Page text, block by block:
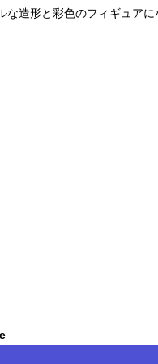
造形と彩色のフィギュアに